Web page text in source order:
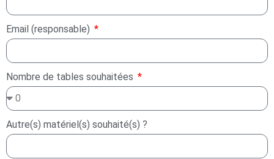
Email (responsable)
Nombre de tables souhaitées
Autre(s) matériel(s) souhaité(s) ?